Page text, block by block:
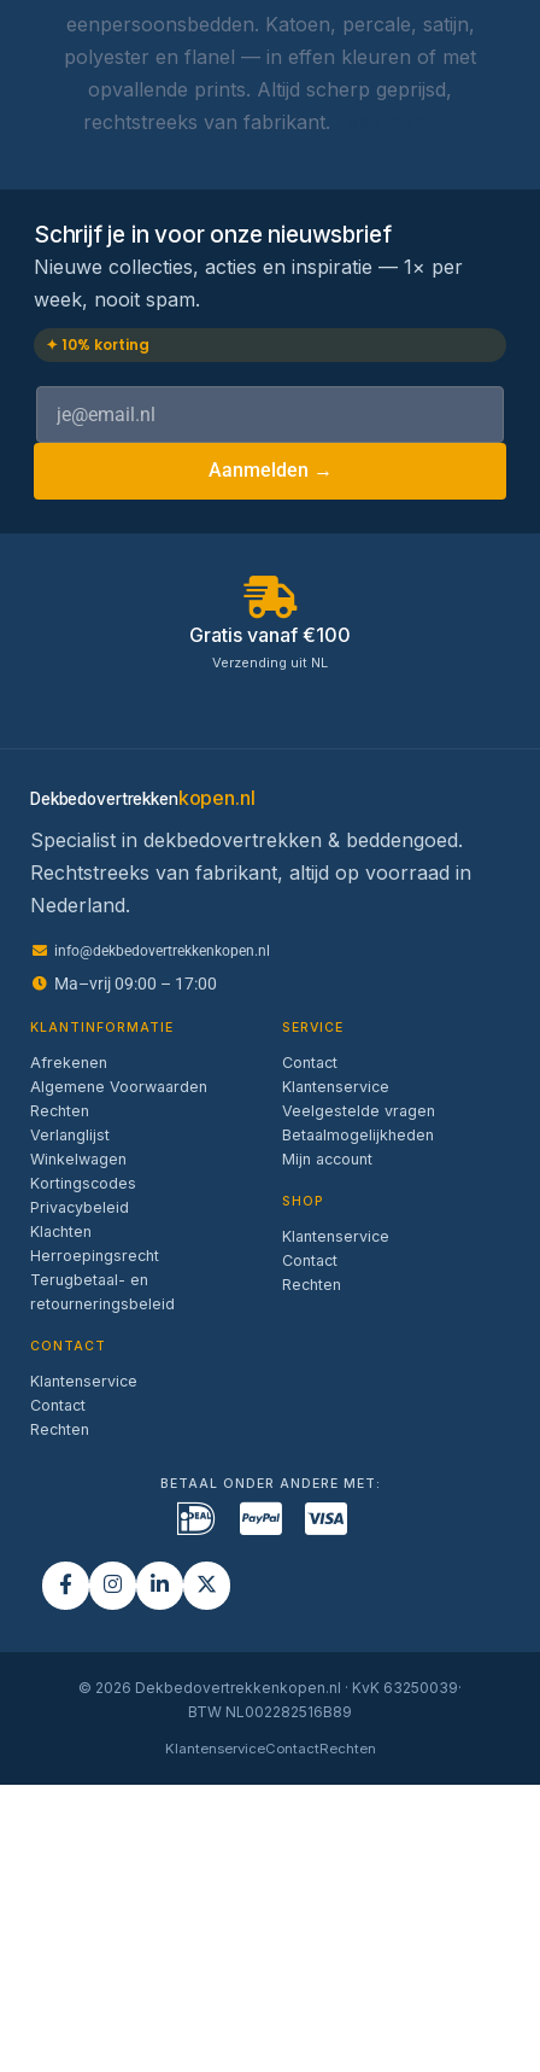
eenpersoonsbedden. Katoen, percale, satijn,
polyester en flanel — in effen kleuren of met
opvallende prints. Altijd scherp geprijsd,
rechtstreeks van fabrikant.
Schrijf je in voor onze nieuwsbrief
Nieuwe collecties, acties en inspiratie — 1× per
week, nooit spam.
✦ 10% korting
Aanmelden →
Gratis vanaf €100
Verzending uit NL
Dekbedovertrekkenkopen.nl
Specialist in dekbedovertrekken & beddengoed.
Rechtstreeks van fabrikant, altijd op voorraad in
Nederland.
info@dekbedovertrekkenkopen.nl
Ma–vrij 09:00 – 17:00
KLANTINFORMATIE
Afrekenen
Algemene Voorwaarden
Rechten
Verlanglijst
Winkelwagen
Kortingscodes
Privacybeleid
Klachten
Herroepingsrecht
Terugbetaal- en
retourneringsbeleid
CONTACT
Klantenservice
Contact
Rechten
SERVICE
Contact
Klantenservice
Veelgestelde vragen
Betaalmogelijkheden
Mijn account
SHOP
Klantenservice
Contact
Rechten
BETAAL ONDER ANDERE MET:
© 2026 Dekbedovertrekkenkopen.nl · KvK 63250039·
BTW NL002282516B89
KlantenserviceContactRechten